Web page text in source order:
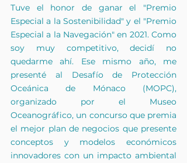
Tuve el honor de ganar el "Premio
Especial a la Sostenibilidad" y el "Premio
Especial a la Navegación" en 2021. Como
soy muy competitivo, decidí no
quedarme ahí. Ese mismo año, me
presenté al Desafío de Protección
Oceánica de Mónaco (MOPC),
organizado por el Museo
Oceanográfico, un concurso que premia
el mejor plan de negocios que presente
conceptos y modelos económicos
innovadores con un impacto ambiental